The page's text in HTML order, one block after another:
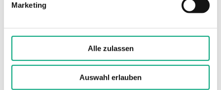
Marketing
Alle zulassen
Auswahl erlauben
Klemmentyp Schraubklemme
Klemmen Drahtstärke 1.5 mm²
Material, Gehäuse
Polycarbonat